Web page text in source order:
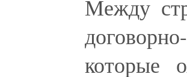
Между
которые